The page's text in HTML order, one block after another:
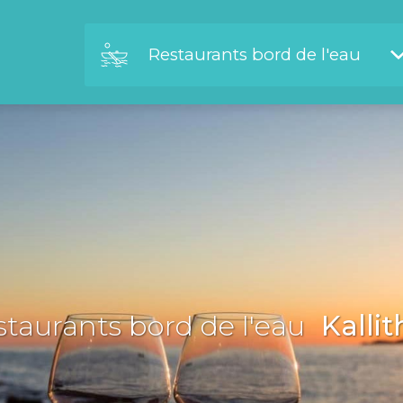
Restaurants bord de l'eau
bord de l'eau